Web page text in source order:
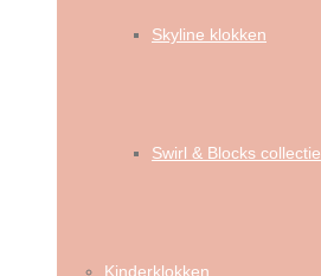
Skyline klokken
Swirl & Blocks collectie
Kinderklokken